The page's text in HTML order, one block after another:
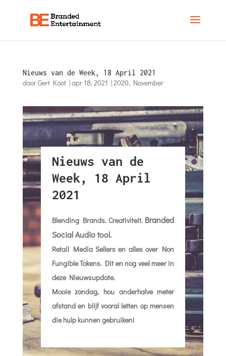
Nieuws van de Week, 18 April 2021
doorGert Koot|apr 18, 2021 |2020, November
Nieuws van de
Week, 18 April
2021
Blending Brands. Creativiteit. Branded
Social Audio tool.
Retail Media Sellers en alles over Non
Fungible Tokens. Dit en nog veel meer in
deze Nieuwsupdate.
Mooie zondag, hou anderhalve meter
afstand en blijf vooral letten op mensen
die hulp kunnen gebruiken!